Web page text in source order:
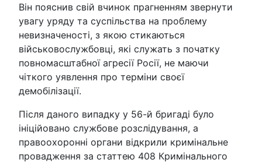
Він пояснив свій вчинок прагненням звернути
увагу уряду та суспільства на проблему
невизначеності, з якою стикаються
військовослужбовці, які служать з початку
повномасштабної агресії Росії, не маючи
чіткого уявлення про терміни своєї
демобілізації.
Після даного випадку у 56-й бригаді було
ініційовано службове розслідування, а
правоохоронні органи відкрили кримінальне
провадження за статтею 408 Кримінального